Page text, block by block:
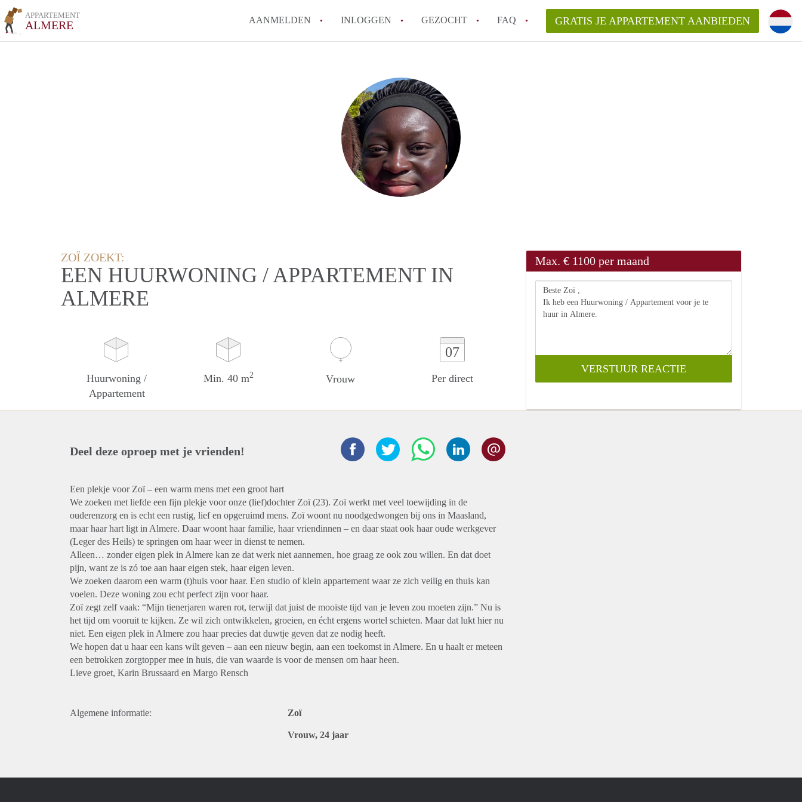
APPARTEMENT
ALMERE AANMELDEN INLOGGEN GEZOCHT FAQ
How to translate AppartementAlmere!
Wat is AppartementAlmere?
Hoeveel kost het om te reageren op een Appartement in Almere?
Wat is de privacyverklaring van AppartementAlmere?
Berekent AppartementAlmere
makelaarsvergoeding/bemiddelingsvergoeding?
Alle veelgestelde vragen
GRATIS JE APPARTEMENT AANBIEDEN
ZOÏ ZOEKT:
EEN HUURWONING / APPARTEMENT IN
ALMERE
Huurwoning /
Appartement
Min. 40 m2 Vrouw
07
Per direct
Max. € 1100 per maand
Deel deze oproep met je vrienden!
Een plekje voor Zoï – een warm mens met een groot hart
We zoeken met liefde een fijn plekje voor onze (lief)dochter Zoï (23). Zoï werkt met veel toewijding in de
ouderenzorg en is echt een rustig, lief en opgeruimd mens. Zoï woont nu noodgedwongen bij ons in Maasland,
maar haar hart ligt in Almere. Daar woont haar familie, haar vriendinnen – en daar staat ook haar oude werkgever
(Leger des Heils) te springen om haar weer in dienst te nemen.
Alleen… zonder eigen plek in Almere kan ze dat werk niet aannemen, hoe graag ze ook zou willen. En dat doet
pijn, want ze is zó toe aan haar eigen stek, haar eigen leven.
We zoeken daarom een warm (t)huis voor haar. Een studio of klein appartement waar ze zich veilig en thuis kan
voelen. Deze woning zou echt perfect zijn voor haar.
Zoï zegt zelf vaak: “Mijn tienerjaren waren rot, terwijl dat juist de mooiste tijd van je leven zou moeten zijn.” Nu is
het tijd om vooruit te kijken. Ze wil zich ontwikkelen, groeien, en écht ergens wortel schieten. Maar dat lukt hier nu
niet. Een eigen plek in Almere zou haar precies dat duwtje geven dat ze nodig heeft.
We hopen dat u haar een kans wilt geven – aan een nieuw begin, aan een toekomst in Almere. En u haalt er meteen
een betrokken zorgtopper mee in huis, die van waarde is voor de mensen om haar heen.
Lieve groet, Karin Brussaard en Margo Rensch
Algemene informatie: Zoï
Vrouw, 24 jaar